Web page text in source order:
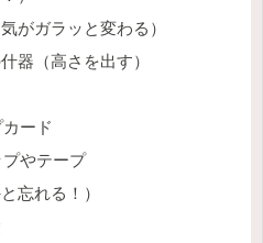
がガラッと変わる）
器（高さを出す）
ード
やテープ
忘れる！）